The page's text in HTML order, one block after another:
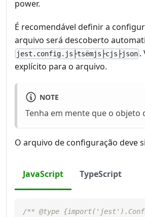
power.
É recomendável definir a
arquivo será descoberto
jest.config.js├tsëmjs├cjs├json .
explícito para o arquivo.
NOTE
Tenha em mente que o objeto
O arquivo de configuração deve
JavaScript TypeScript
/** @type